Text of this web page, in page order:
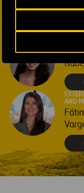
AND
AND